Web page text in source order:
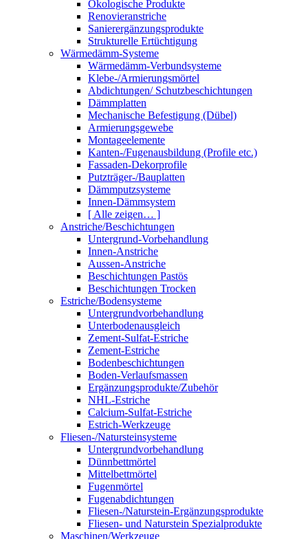
Ökologische Produkte
Renovieranstriche
Sanierergänzungsprodukte
Strukturelle Ertüchtigung
Wärmedämm-Systeme
Wärmedämm-Verbundsysteme
Klebe-/Armierungsmörtel
Abdichtungen/ Schutzbeschichtungen
Dämmplatten
Mechanische Befestigung (Dübel)
Armierungsgewebe
Montageelemente
Kanten-/Fugenausbildung (Profile etc.)
Fassaden-Dekorprofile
Putzträger-/Bauplatten
Dämmputzsysteme
Innen-Dämmsystem
[ Alle zeigen… ]
Anstriche/Beschichtungen
Untergrund-Vorbehandlung
Innen-Anstriche
Aussen-Anstriche
Beschichtungen Pastös
Beschichtungen Trocken
Estriche/Bodensysteme
Untergrundvorbehandlung
Unterbodenausgleich
Zement-Sulfat-Estriche
Zement-Estriche
Bodenbeschichtungen
Boden-Verlaufsmassen
Ergänzungsprodukte/Zubehör
NHL-Estriche
Calcium-Sulfat-Estriche
Estrich-Werkzeuge
Fliesen-/Natursteinsysteme
Untergrundvorbehandlung
Dünnbettmörtel
Mittelbettmörtel
Fugenmörtel
Fugenabdichtungen
Fliesen-/Naturstein-Ergänzungsprodukte
Fliesen- und Naturstein Spezialprodukte
Maschinen/Werkzeuge